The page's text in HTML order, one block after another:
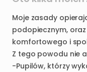
Moje zasady
podopiecznym,
komfortowego i
Z tego powodu nie
-Pupilów, którzy